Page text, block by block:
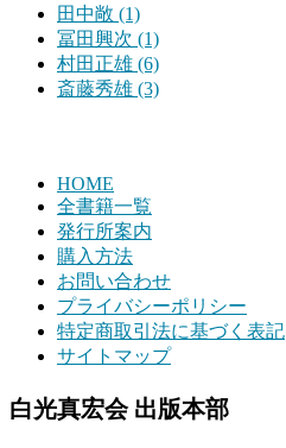
田中敞 (1)
冨田興次 (1)
村田正雄 (6)
斎藤秀雄 (3)
HOME
全書籍一覧
発行所案内
購入方法
お問い合わせ
プライバシーポリシー
特定商取引法に基づく表記
サイトマップ
白光真宏会 出版本部